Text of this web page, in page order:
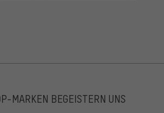
MARKEN BEGEISTERN UNS